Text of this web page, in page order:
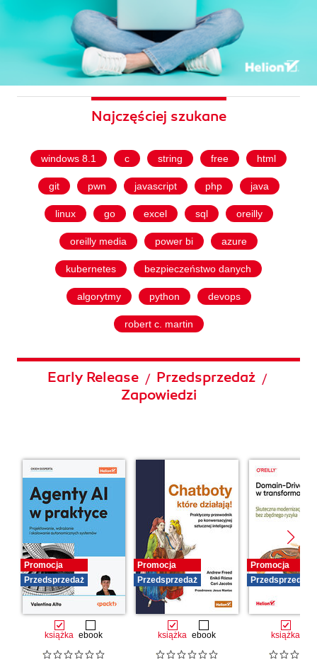
Najczęściej szukane
windows 8.1 c string free html
git pwn javascript php java
linux go excel sql oreilly
oreilly media power bi azure
kubernetes bezpieczeństwo danych
algorytmy python devops
robert c. martin
Early Release / Przedsprzedaż /
Zapowiedzi
Promocja
Przedsprzedaż
książka ebook
Promocja
Przedsprzedaż
książka ebook
Promocja
Przedsprzedaż
książka